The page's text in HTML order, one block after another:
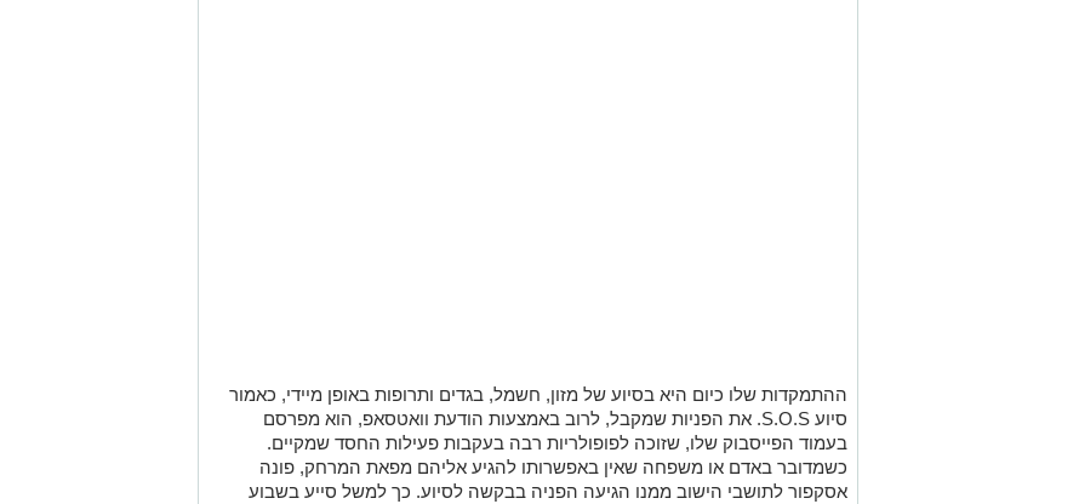
ההתמקדות שלו כיום היא בסיוע של מזון, חשמל, בגדים ותרופות באופן מיידי, כאמור
סיוע S.O.S. את הפניות שמקבל, לרוב באמצעות הודעת וואטסאפ, הוא מפרסם
בעמוד הפייסבוק שלו, שזוכה לפופולריות רבה בעקבות פעילות החסד שמקיים.
כשמדובר באדם או משפחה שאין באפשרותו להגיע אליהם מפאת המרחק, פונה
אסקפור לתושבי הישוב ממנו הגיעה הפניה בבקשה לסיוע. כך למשל סייע בשבוע